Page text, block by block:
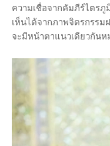
ความเชื่อจากคัมภีร์ไตร
เห็นได้จากภาพจิตรกรรม
จะมีหน้าตาแนวเดียวกันห